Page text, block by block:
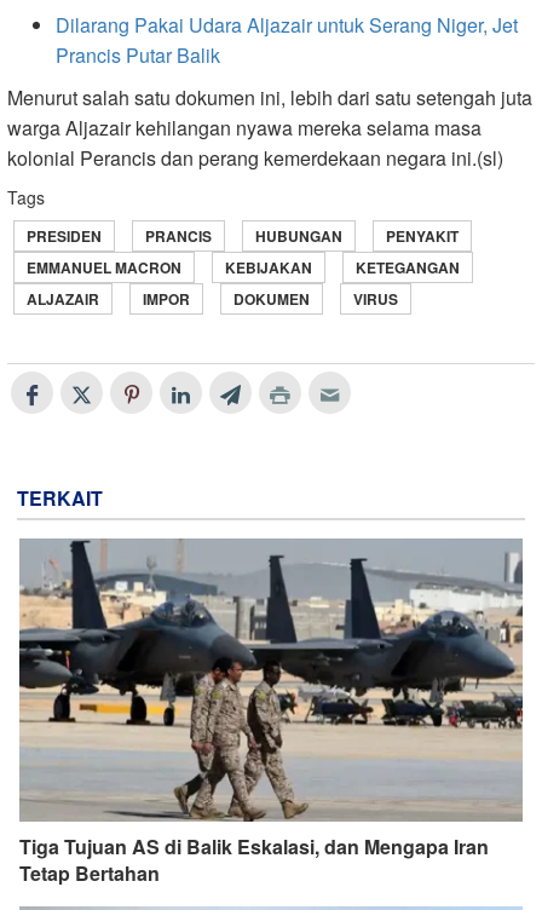
Dilarang Pakai Udara Aljazair untuk Serang Niger, Jet
Prancis Putar Balik
Menurut salah satu dokumen ini, lebih dari satu setengah juta
warga Aljazair kehilangan nyawa mereka selama masa
kolonial Perancis dan perang kemerdekaan negara ini.(sl)
Tags
PRESIDEN PRANCIS HUBUNGAN
PENYAKIT
EMMANUEL MACRON
KEBIJAKAN
KETEGANGAN
ALJAZAIR
IMPOR DOKUMEN VIRUS
TERKAIT
Tiga Tujuan AS di Balik Eskalasi, dan Mengapa Iran
Tetap Bertahan